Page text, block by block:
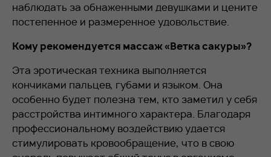
наблюдать за обнаженными девушками и цените
постепенное и размеренное удовольствие.
Кому рекомендуется массаж «Ветка сакуры»?
Эта эротическая техника выполняется
кончиками пальцев, губами и языком. Она
особенно будет полезна тем, кто заметил у себя
расстройства интимного характера. Благодаря
профессиональному воздействию удается
стимулировать кровообращение, что в свою